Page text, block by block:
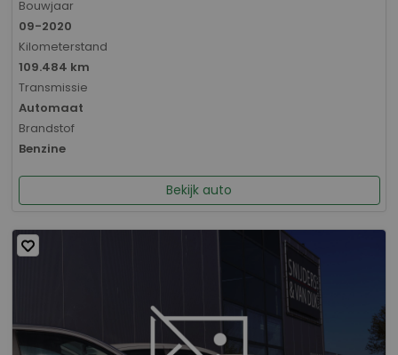
Bouwjaar
09-2020
Kilometerstand
109.484 km
Transmissie
Automaat
Brandstof
Benzine
Bekijk auto